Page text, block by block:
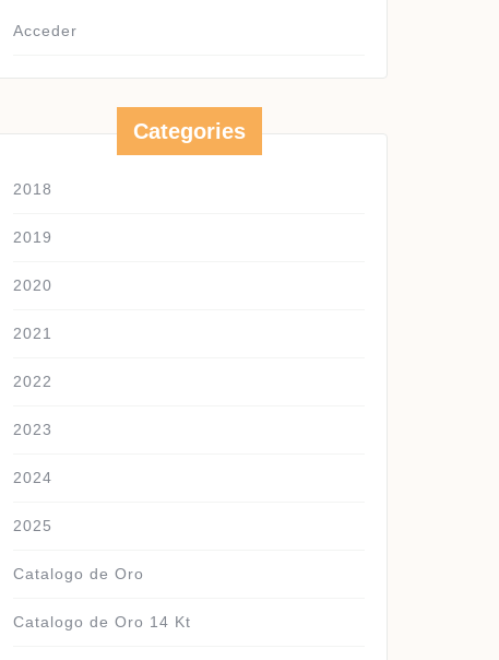
Acceder
Categories
2018
2019
2020
2021
2022
2023
2024
2025
Catalogo de Oro
Catalogo de Oro 14 Kt